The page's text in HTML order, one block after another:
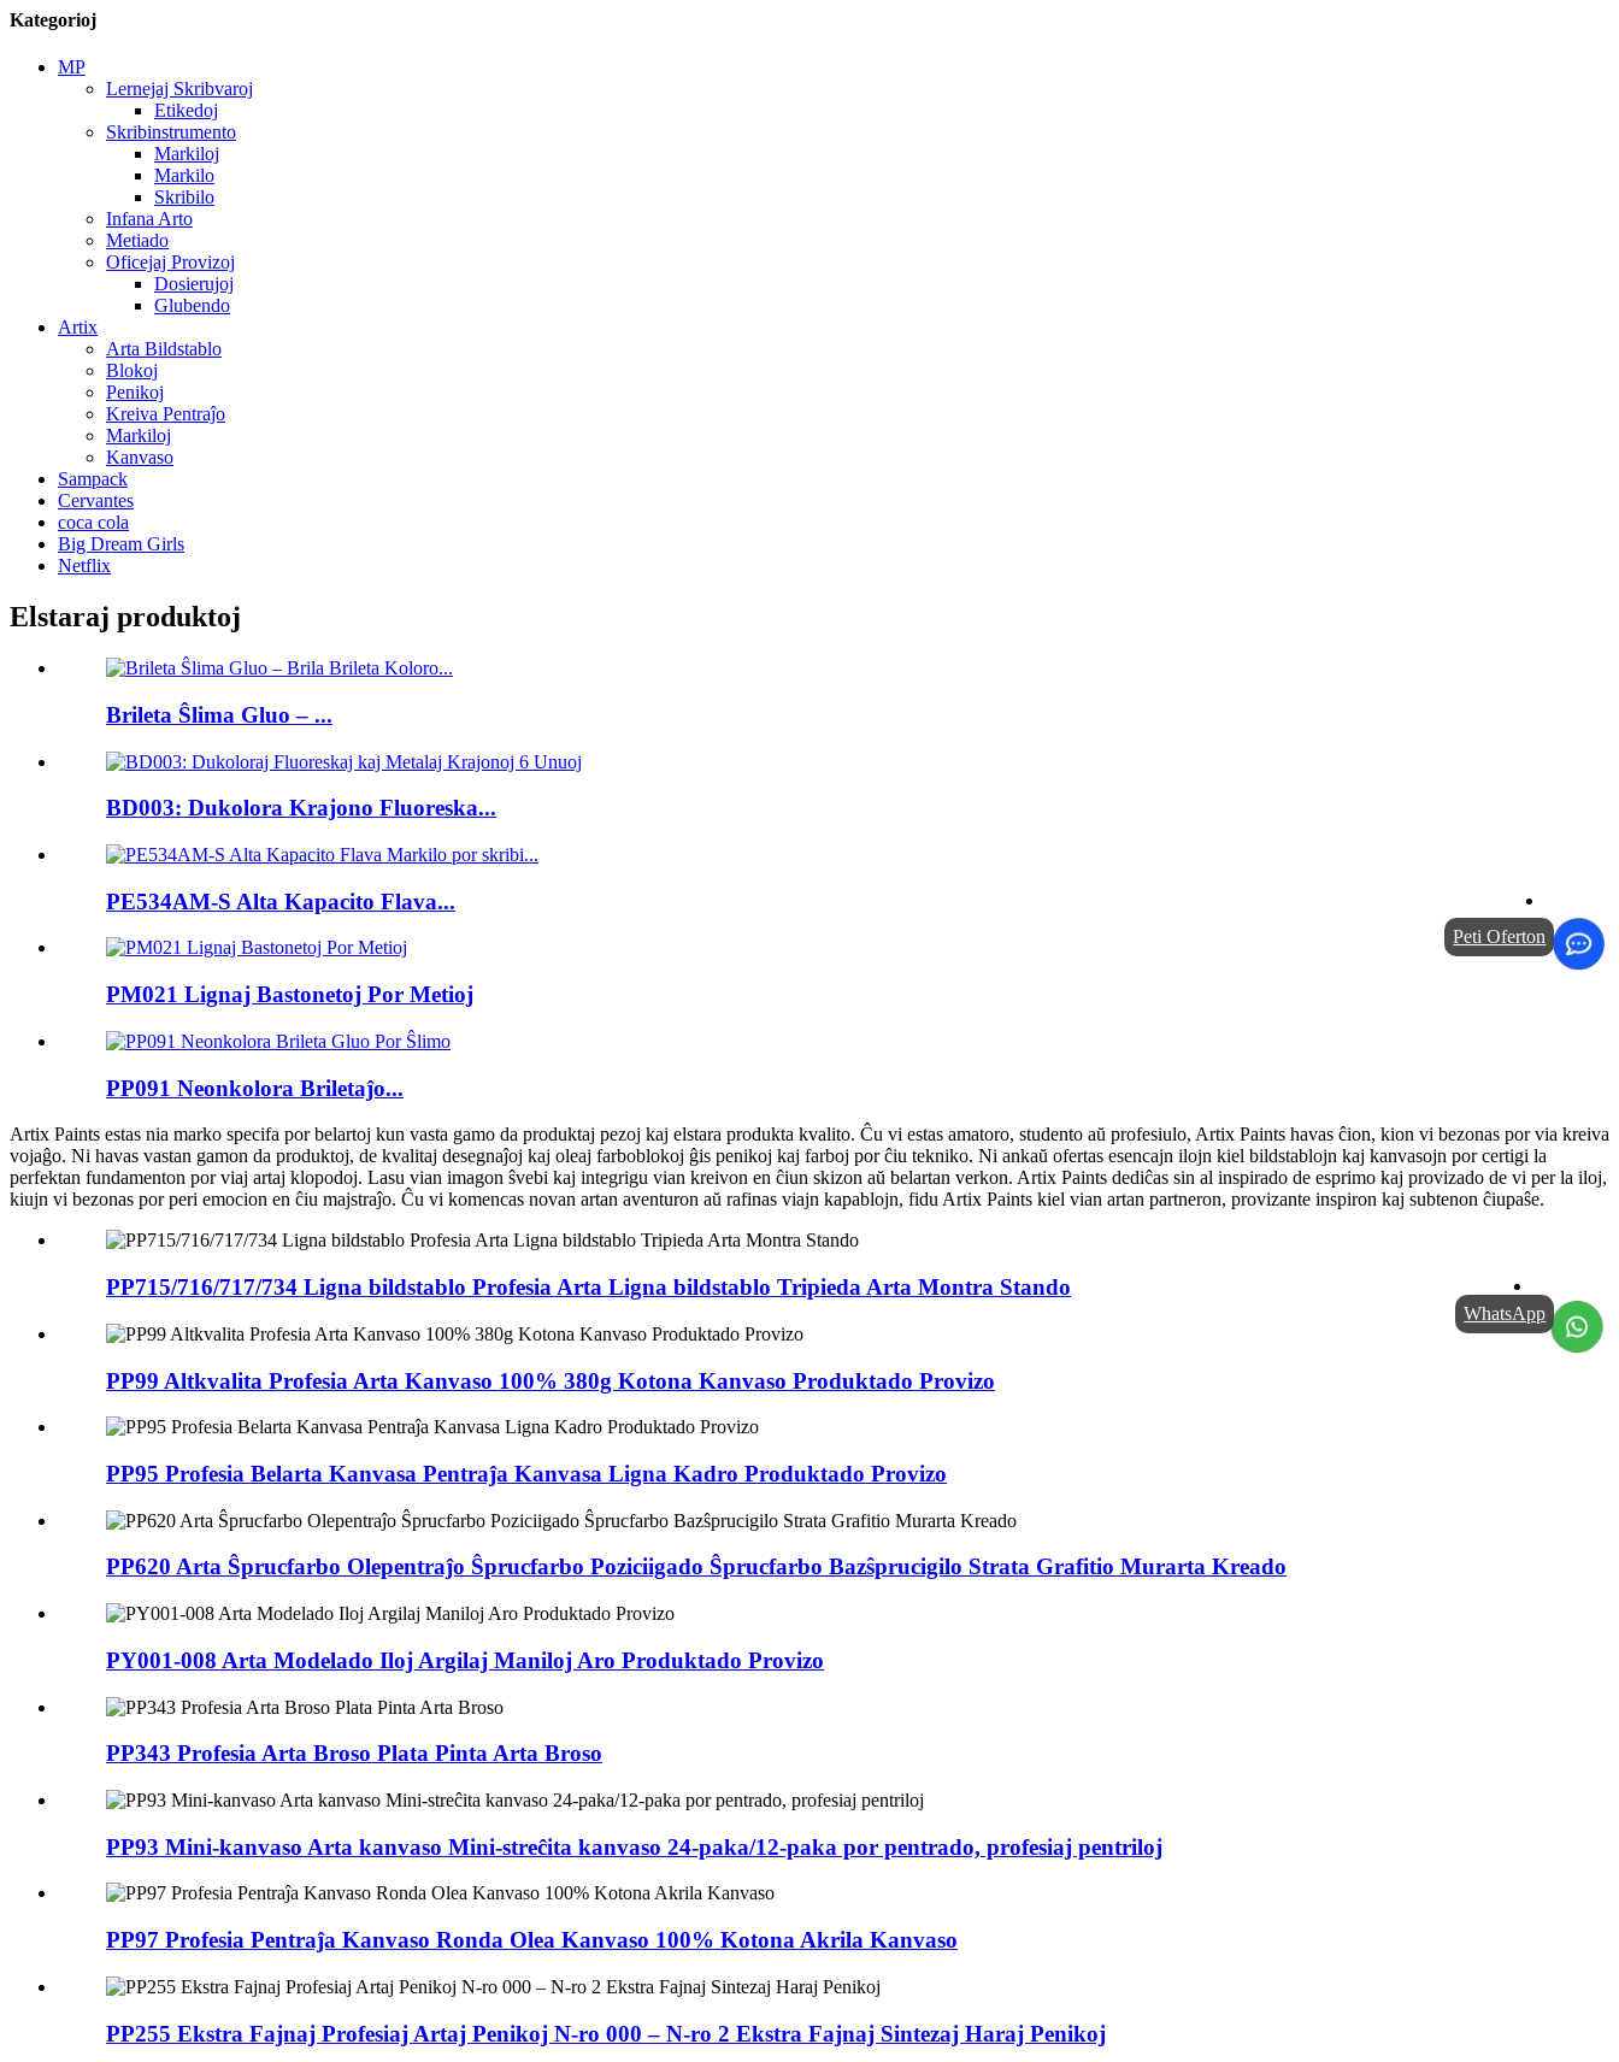
Kategorioj
MP
Lernejaj Skribvaroj
Etikedoj
Skribinstrumento
Markiloj
Markilo
Skribilo
Infana Arto
Metiado
Oficejaj Provizoj
Dosierujoj
Glubendo
Artix
Arta Bildstablo
Blokoj
Penikoj
Kreiva Pentraĵo
Markiloj
Kanvaso
Sampack
Cervantes
coca cola
Big Dream Girls
Netflix
Elstaraj produktoj
Brileta Ŝlima Gluo – ...
BD003: Dukolora Krajono Fluoreska...
PE534AM-S Alta Kapacito Flava...
PM021 Lignaj Bastonetoj Por Metioj
PP091 Neonkolora Briletaĵo...
Artix Paints estas nia marko specifa por belartoj kun vasta gamo da produktaj pezoj kaj elstara produkta kvalito. Ĉu vi estas amatoro, studento aŭ profesiulo, Artix Paints havas ĉion, kion vi bezonas por via kreiva
vojaĝo. Ni havas vastan gamon da produktoj, de kvalitaj desegnaĵoj kaj oleaj farboblokoj ĝis penikoj kaj farboj por ĉiu tekniko. Ni ankaŭ ofertas esencajn ilojn kiel bildstablojn kaj kanvasojn por certigi la
perfektan fundamenton por viaj artaj klopodoj. Lasu vian imagon ŝvebi kaj integrigu vian kreivon en ĉiun skizon aŭ belartan verkon. Artix Paints dediĉas sin al inspirado de esprimo kaj provizado de vi per la iloj,
kiujn vi bezonas por peri emocion en ĉiu majstraĵo. Ĉu vi komencas novan artan aventuron aŭ rafinas viajn kapablojn, fidu Artix Paints kiel vian artan partneron, provizante inspiron kaj subtenon ĉiupaŝe.
PP715/716/717/734 Ligna bildstablo Profesia Arta Ligna bildstablo Tripieda Arta Montra Stando
PP99 Altkvalita Profesia Arta Kanvaso 100% 380g Kotona Kanvaso Produktado Provizo
PP95 Profesia Belarta Kanvasa Pentraĵa Kanvasa Ligna Kadro Produktado Provizo
PP620 Arta Ŝprucfarbo Olepentraĵo Ŝprucfarbo Poziciigado Ŝprucfarbo Bazŝprucigilo Strata Grafitio Murarta Kreado
PY001-008 Arta Modelado Iloj Argilaj Maniloj Aro Produktado Provizo
PP343 Profesia Arta Broso Plata Pinta Arta Broso
PP93 Mini-kanvaso Arta kanvaso Mini-streĉita kanvaso 24-paka/12-paka por pentrado, profesiaj pentriloj
PP97 Profesia Pentraĵa Kanvaso Ronda Olea Kanvaso 100% Kotona Akrila Kanvaso
PP255 Ekstra Fajnaj Profesiaj Artaj Penikoj N-ro 000 – N-ro 2 Ekstra Fajnaj Sintezaj Haraj Penikoj
Peti Oferton
WhatsApp